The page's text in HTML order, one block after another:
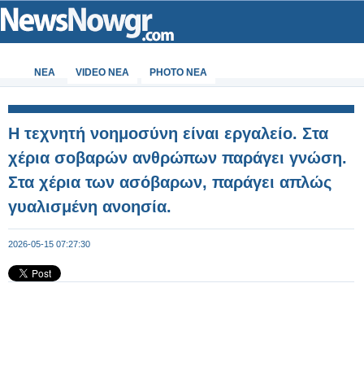
ΝΕΑ VIDEO NEA PHOTO NEA
Η τεχνητή νοημοσύνη είναι εργαλείο. Στα
χέρια σοβαρών ανθρώπων παράγει γνώση.
Στα χέρια των ασόβαρων, παράγει απλώς
γυαλισμένη ανοησία.
2026-05-15 07:27:30